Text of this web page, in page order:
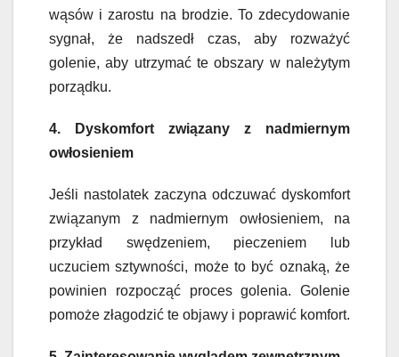
wąsów i zarostu na brodzie. To zdecydowanie
sygnał, że nadszedł czas, aby rozważyć
golenie, aby utrzymać te obszary w należytym
porządku.
4. Dyskomfort związany z nadmiernym
owłosieniem
Jeśli nastolatek zaczyna odczuwać dyskomfort
związanym z nadmiernym owłosieniem, na
przykład swędzeniem, pieczeniem lub
uczuciem sztywności, może to być oznaką, że
powinien rozpocząć proces golenia. Golenie
pomoże złagodzić te objawy i poprawić komfort.